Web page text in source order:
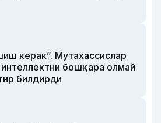
керак”. Мутахассислар
бошқара олмай
билдирди